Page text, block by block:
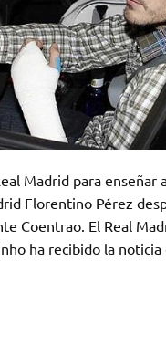
Madrid para
Florentino Pérez
Coentrao. El Real
ha recibido la noticia